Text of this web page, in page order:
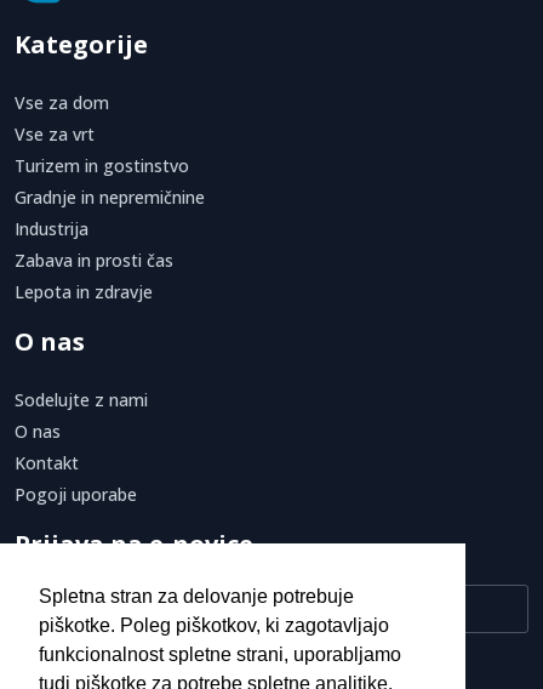
Spletna stran za delovanje potrebuje
piškotke. Poleg piškotkov, ki zagotavljajo
funkcionalnost spletne strani, uporabljamo
tudi piškotke za potrebe spletne analitike.
Kategorije
Vse za dom
Vse za vrt
Turizem in gostinstvo
Gradnje in nepremičnine
Industrija
Zabava in prosti čas
Lepota in zdravje
O nas
Sodelujte z nami
O nas
Kontakt
Pogoji uporabe
Prijava na e-novice
Strinjam se s pogoji uporabe.